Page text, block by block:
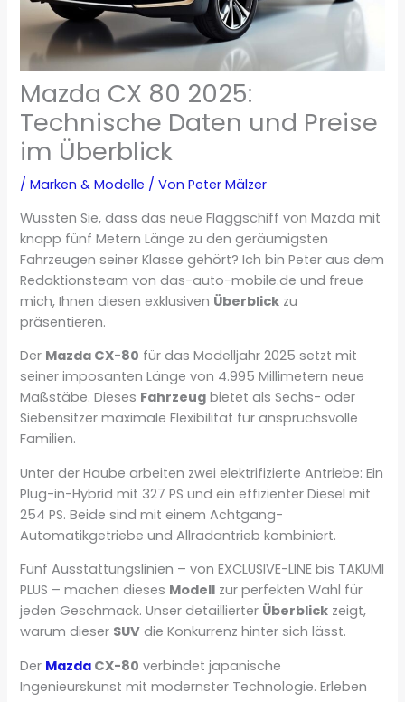
Mazda CX 80 2025:
Technische Daten und Preise
im Überblick
/Marken & Modelle / VonPeter Mälzer
Wussten Sie, dass das neue Flaggschiff von Mazda mit
knapp fünf Metern Länge zu den geräumigsten
Fahrzeugen seiner Klasse gehört? Ich bin Peter aus dem
Redaktionsteam von das-auto-mobile.de und freue
mich, Ihnen diesen exklusiven Überblick zu
präsentieren.
Der Mazda CX-80 für das Modelljahr 2025 setzt mit
seiner imposanten Länge von 4.995 Millimetern neue
Maßstäbe. Dieses Fahrzeug bietet als Sechs- oder
Siebensitzer maximale Flexibilität für anspruchsvolle
Familien.
Unter der Haube arbeiten zwei elektrifizierte Antriebe: Ein
Plug-in-Hybrid mit 327 PS und ein effizienter Diesel mit
254 PS. Beide sind mit einem Achtgang-
Automatikgetriebe und Allradantrieb kombiniert.
Fünf Ausstattungslinien – von EXCLUSIVE-LINE bis TAKUMI
PLUS – machen dieses Modell zur perfekten Wahl für
jeden Geschmack. Unser detaillierter Überblick zeigt,
warum dieser SUV die Konkurrenz hinter sich lässt.
Der Mazda CX-80 verbindet japanische
Ingenieurskunst mit modernster Technologie. Erleben